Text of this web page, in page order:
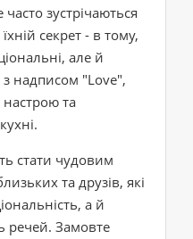
зустрічаються
секрет - в тому,
але й
надписом "Love",
та
стати чудовим
та друзів, які
а й
речей. Замовте